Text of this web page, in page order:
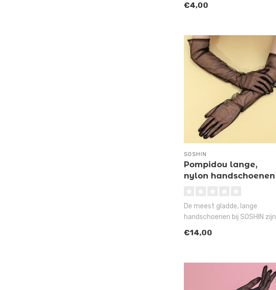
en..
€4,00
SOSHIN
Pompidou lange,
nylon handschoenen
De meest gladde, lange
handschoenen bij SOSHIN zijn
ha..
€14,00